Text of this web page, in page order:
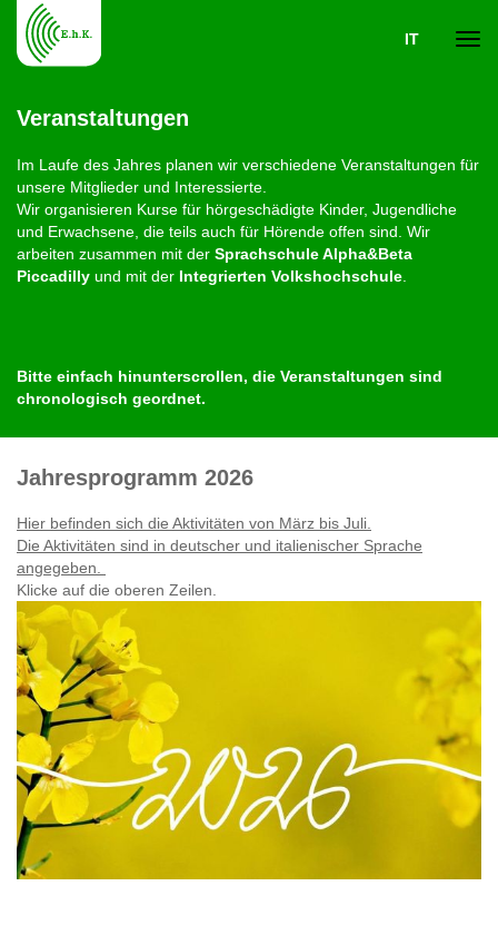
IT
Veranstaltungen
Im Laufe des Jahres planen wir verschiedene Veranstaltungen für
unsere Mitglieder und Interessierte.
Wir organisieren Kurse für hörgeschädigte Kinder, Jugendliche
und Erwachsene, die teils auch für Hörende offen sind. Wir
arbeiten zusammen mit der Sprachschule Alpha&Beta
Piccadilly und mit der Integrierten Volkshochschule
Bitte einfach hinunterscrollen, die Veranstaltungen sind
chronologisch geordnet.
Jahresprogramm 2026
Hier befinden sich die Aktivitäten von März bis Juli.
Die Aktivitäten sind in deutscher und italienischer Sprache
angegeben.
Klicke auf die oberen Zeilen.